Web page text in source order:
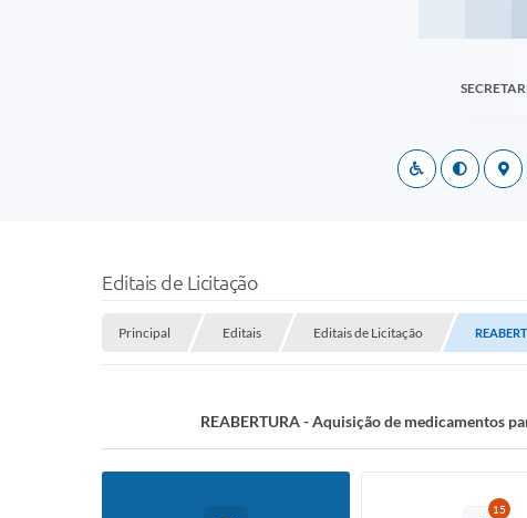
Editais de Licitação
Principal Editais Editais de Licitação
REABERTURA - Aquisição de medicamentos
15